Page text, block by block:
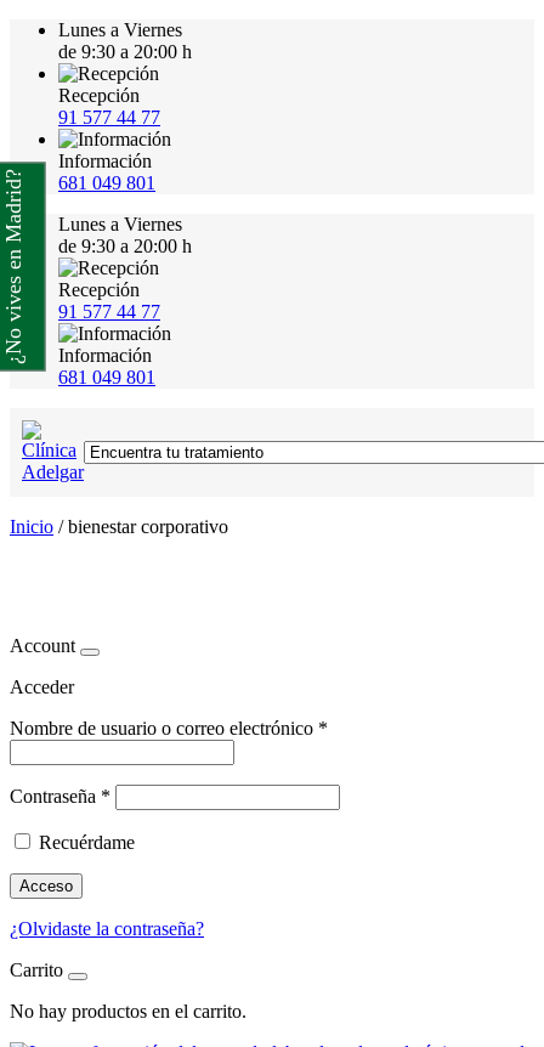
Lunes a Viernes
de 9:30 a 20:00 h
Recepción
91 577 44 77
Información
681 049 801
Lunes a Viernes
de 9:30 a 20:00 h
Recepción
91 577 44 77
Información
681 049 801
Inicio /bienestar corporativo
Account
Acceder
Nombre de usuario o correo electrónico *
Contraseña *
Recuérdame
Acceso
¿Olvidaste la contraseña?
Carrito
No hay productos en el carrito.
¿No vives en Madrid?